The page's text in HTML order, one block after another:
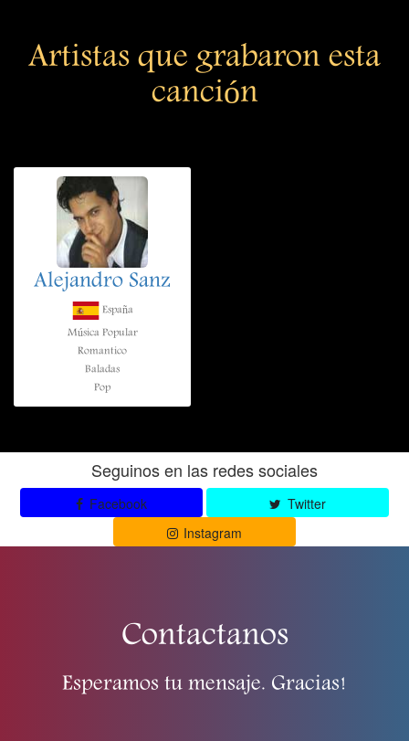
Artistas que grabaron esta
canción
Alejandro Sanz
España
Música Popular
Romantico
Baladas
Pop
Seguinos en las redes sociales
Facebook
Twitter
Instagram
Contactanos
Esperamos tu mensaje. Gracias!